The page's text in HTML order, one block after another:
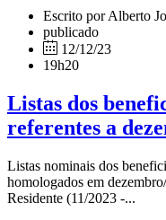
Escrito por Alberto
publicado
12/12/23
19h20
Listas dos
referentes a
Listas nominais dos
homologados em
Residente (11/2023 -...